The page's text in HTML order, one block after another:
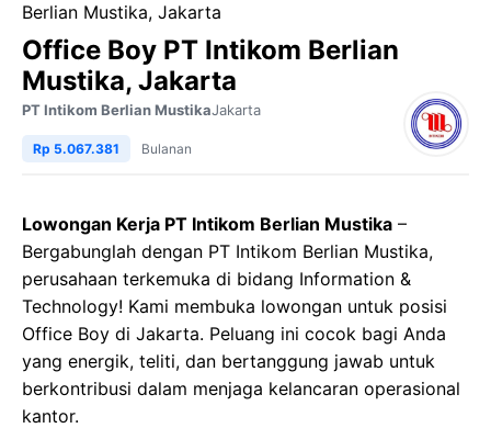
Berlian Mustika, Jakarta
Office Boy PT Intikom Berlian
Mustika, Jakarta
PT Intikom Berlian MustikaJakarta
Rp 5.067.381 Bulanan
Lowongan Kerja PT Intikom Berlian Mustika –
Bergabunglah dengan PT Intikom Berlian Mustika,
perusahaan terkemuka di bidang Information &
Technology! Kami membuka lowongan untuk posisi
Office Boy di Jakarta. Peluang ini cocok bagi Anda
yang energik, teliti, dan bertanggung jawab untuk
berkontribusi dalam menjaga kelancaran operasional
kantor.